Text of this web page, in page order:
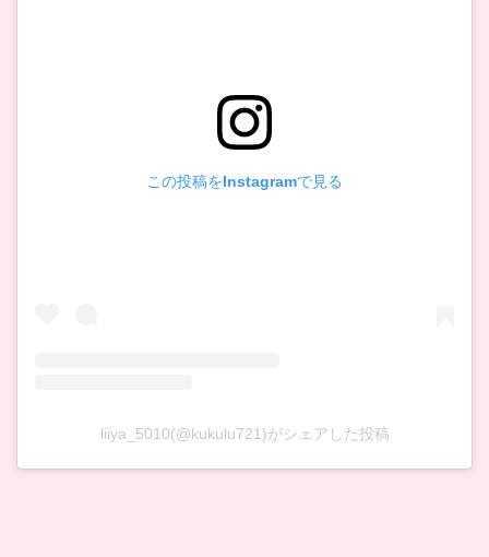
この投稿をInstagramで見る
liiya_5010(@kukulu721)がシェアした投稿